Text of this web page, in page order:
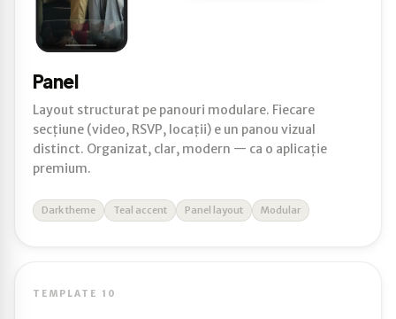
Panel
Layout structurat pe panouri modulare. Fiecare
secțiune (video, RSVP, locații) e un panou vizual
distinct. Organizat, clar, modern — ca o aplicație
premium.
Dark theme Teal accent Panel layout Modular
TEMPLATE 10